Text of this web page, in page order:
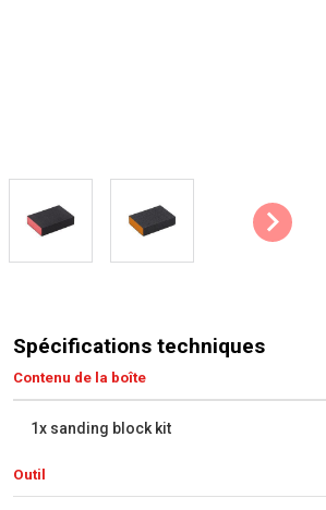
Spécifications techniques
Contenu de la boîte
1x sanding block kit
Outil